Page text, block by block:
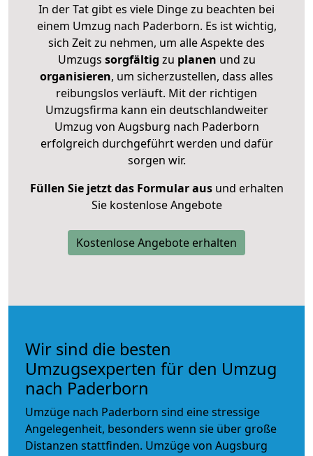
In der Tat gibt es viele Dinge zu beachten bei
einem Umzug nach Paderborn. Es ist wichtig,
sich Zeit zu nehmen, um alle Aspekte des
Umzugs sorgfältig zu planen und zu
organisieren, um sicherzustellen, dass alles
reibungslos verläuft. Mit der richtigen
Umzugsfirma kann ein deutschlandweiter
Umzug von Augsburg nach Paderborn
erfolgreich durchgeführt werden und dafür
sorgen wir.
Füllen Sie jetzt das Formular ausund erhalten
Sie kostenlose Angebote
Kostenlose Angebote erhalten
Wir sind die besten
Umzugsexperten für den Umzug
nach Paderborn
Umzüge nach Paderborn sind eine stressige
Angelegenheit, besonders wenn sie über große
Distanzen stattfinden. Umzüge von Augsburg